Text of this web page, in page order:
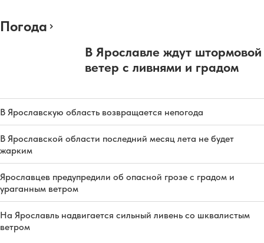
Погода
В Ярославле ждут штормовой
ветер с ливнями и градом
В Ярославскую область возвращается непогода
В Ярославской области последний месяц лета не будет
жарким
Ярославцев предупредили об опасной грозе с градом и
ураганным ветром
На Ярославль надвигается сильный ливень со шквалистым
ветром